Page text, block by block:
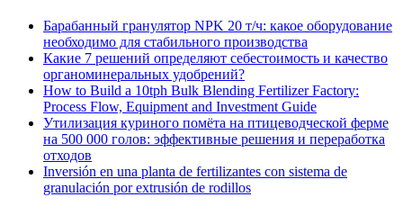
Барабанный гранулятор NPK 20 т/ч: какое оборудование
необходимо для стабильного производства
Какие 7 решений определяют себестоимость и качество
органоминеральных удобрений?
How to Build a 10tph Bulk Blending Fertilizer Factory:
Process Flow, Equipment and Investment Guide
Утилизация куриного помёта на птицеводческой ферме
на 500 000 голов: эффективные решения и переработка
отходов
Inversión en una planta de fertilizantes con sistema de
granulación por extrusión de rodillos